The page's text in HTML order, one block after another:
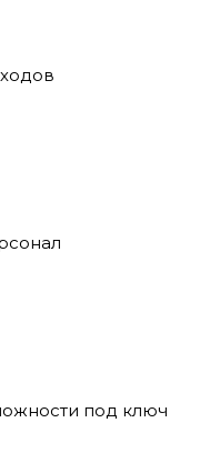
под ключ